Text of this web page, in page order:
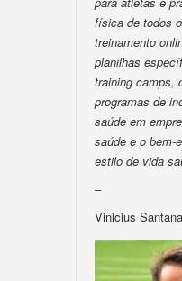
física de todos
treinamento
planilhas
training camps,
programas de
saúde em
saúde e o bem-
estilo de vida
–
Vinicius